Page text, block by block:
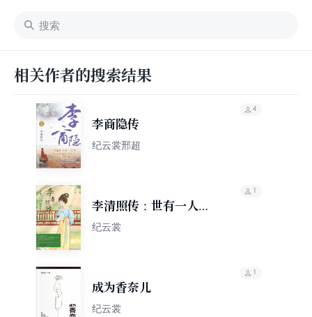
相关作者的搜索结果
李商隐传
纪云裳邢超
4
李清照传：世有一人，
如美景良辰
纪云裳
1
成为香奈儿
纪云裳
1